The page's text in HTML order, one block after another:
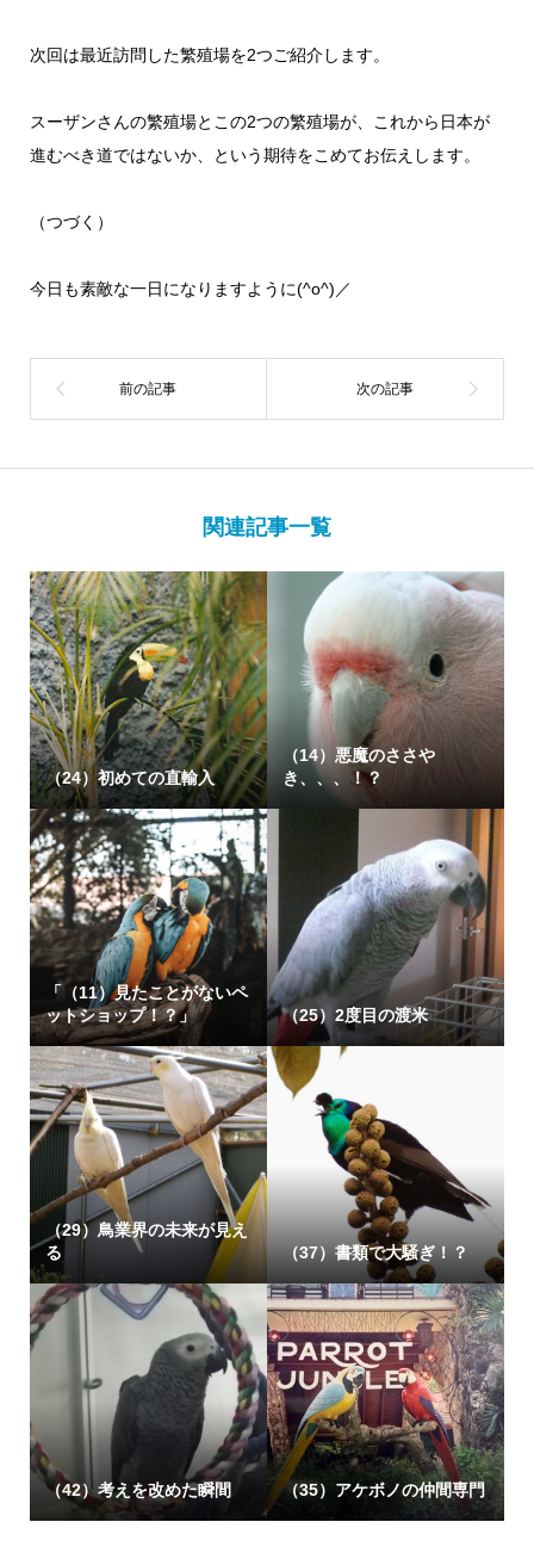
次回は最近訪問した繁殖場を2つご紹介します。
スーザンさんの繁殖場とこの2つの繁殖場が、これから日本が
進むべき道ではないか、という期待をこめてお伝えします。
（つづく）
今日も素敵な一日になりますように(^o^)／
関連記事一覧
（24）初めての直輸入
（14）悪魔のささや
き、、、！？
「（11）見たことがないペ
ットショップ！？」
（25）2度目の渡米
（29）鳥業界の未来が見え
る
（37）書類で大騒ぎ！？
（42）考えを改めた瞬間 （35）アケボノの仲間専門